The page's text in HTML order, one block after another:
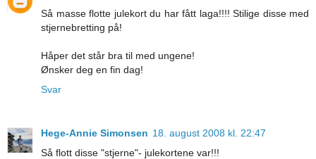
Så masse flotte julekort du har fått laga!!!! Stilige disse med
stjernebretting på!
Håper det står bra til med ungene!
Ønsker deg en fin dag!
Svar
Hege-Annie Simonsen 18. august 2008 kl. 22:47
Så flott disse "stjerne"- julekortene var!!!